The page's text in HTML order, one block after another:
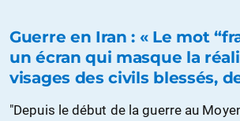
Guerre en Iran : « Le mot
un écran qui masque la
visages des civils blessés,
"Depuis le début de la guerre au